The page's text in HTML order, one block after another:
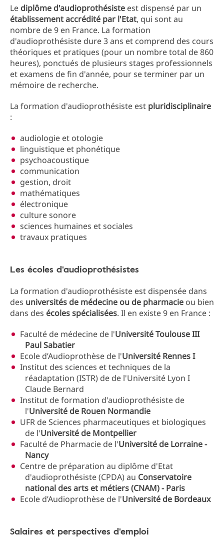
Le diplôme d'audioprothésiste est dispensé par un
établissement accrédité par l'Etat, qui sont au
nombre de 9 en France. La formation
d'audioprothésiste dure 3 ans et comprend des cours
théoriques et pratiques (pour un nombre total de 860
heures), ponctués de plusieurs stages professionnels
et examens de fin d'année, pour se terminer par un
mémoire de recherche.
La formation d'audioprothésiste est pluridisciplinaire
:
audiologie et otologie
linguistique et phonétique
psychoacoustique
communication
gestion, droit
mathématiques
électronique
culture sonore
sciences humaines et sociales
travaux pratiques
Les écoles d'audioprothésistes
La formation d'audioprothésiste est dispensée dans
des universités de médecine ou de pharmacie ou bien
dans des écoles spécialisées. Il en existe 9 en France :
Faculté de médecine de l'Université Toulouse III
Paul Sabatier
Ecole d’Audioprothèse de l'Université Rennes I
Institut des sciences et techniques de la
réadaptation (ISTR) de de l'Université Lyon I
Claude Bernard
Institut de formation d'audioprothésiste de
l'Université de Rouen Normandie
UFR de Sciences pharmaceutiques et biologiques
de l'Université de Montpellier
Faculté de Pharmacie de l'Université de Lorraine -
Nancy
Centre de préparation au diplôme d'Etat
d'audioprothésiste (CPDA) au Conservatoire
national des arts et métiers (CNAM) - Paris
Ecole d’Audioprothèse de l'Université de Bordeaux
Salaires et perspectives d'emploi